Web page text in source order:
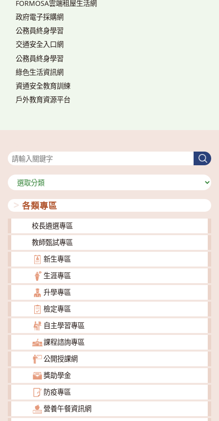
FORMOSA雲端租屋生活網
政府電子採購網
公務員終身學習
交通安全入口網
公務員終身學習
綠色生活資訊網
資通安全教育訓練
戶外教育資源平台
搜
尋
分
類
各類專區
校長遴選專區
教師甄試專區
新生專區
生涯專區
升學專區
檢定專區
自主學習專區
課程諮詢專區
公開授課網
獎助學金
防疫專區
營養午餐資訊網